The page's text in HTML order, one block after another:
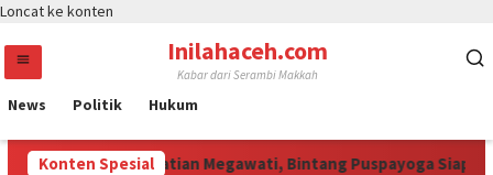
Loncat ke konten
Inilahaceh.com
Kabar dari Serambi Makkah
News Politik Hukum
Konten Spesial
Bang Jali Curi Perhatian Megawati, Bintang Puspayoga Siapkan